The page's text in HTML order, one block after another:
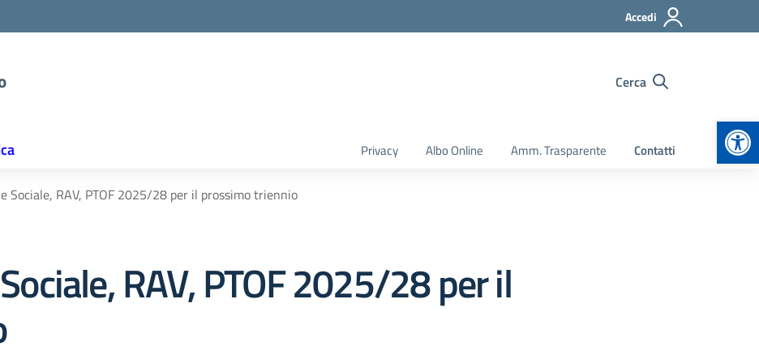
Accedi
Cerca
Privacy Albo Online Amm. Trasparente Contatti
Sociale, RAV, PTOF 2025/28 per il prossimo triennio
RAV, PTOF 2025/28 per il